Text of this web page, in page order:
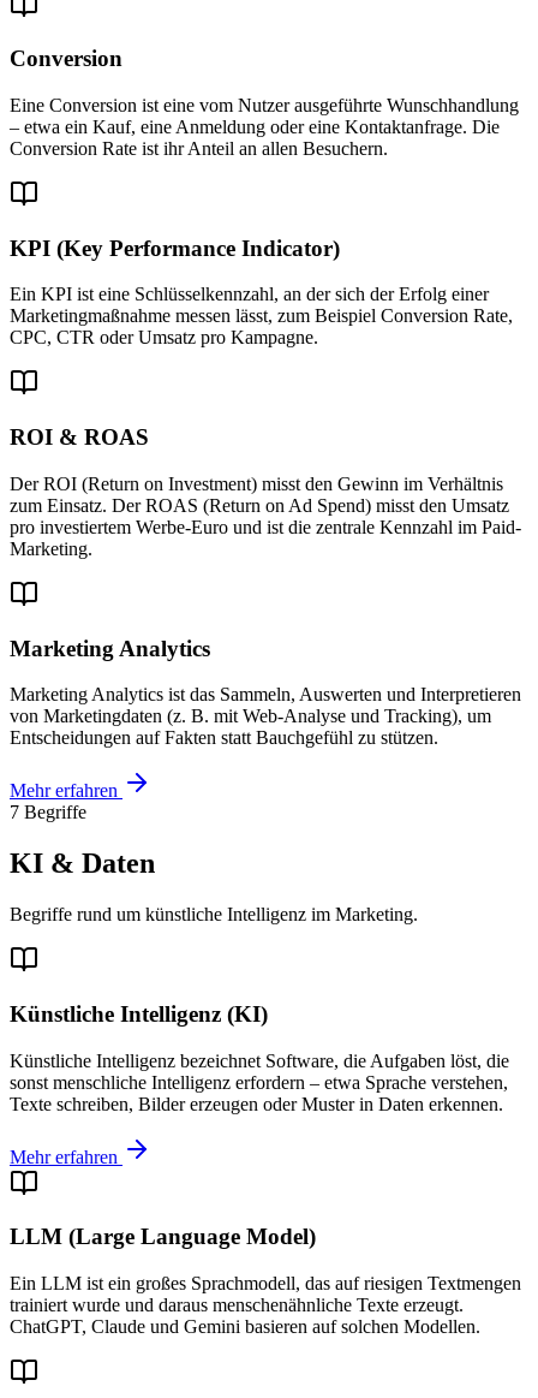
Conversion
Eine Conversion ist eine vom Nutzer ausgeführte Wunschhandlung
– etwa ein Kauf, eine Anmeldung oder eine Kontaktanfrage. Die
Conversion Rate ist ihr Anteil an allen Besuchern.
KPI (Key Performance Indicator)
Ein KPI ist eine Schlüsselkennzahl, an der sich der Erfolg einer
Marketingmaßnahme messen lässt, zum Beispiel Conversion Rate,
CPC, CTR oder Umsatz pro Kampagne.
ROI & ROAS
Der ROI (Return on Investment) misst den Gewinn im Verhältnis
zum Einsatz. Der ROAS (Return on Ad Spend) misst den Umsatz
pro investiertem Werbe-Euro und ist die zentrale Kennzahl im Paid-
Marketing.
Marketing Analytics
Marketing Analytics ist das Sammeln, Auswerten und Interpretieren
von Marketingdaten (z. B. mit Web-Analyse und Tracking), um
Entscheidungen auf Fakten statt Bauchgefühl zu stützen.
Mehr erfahren
7 Begriffe
KI & Daten
Begriffe rund um künstliche Intelligenz im Marketing.
Künstliche Intelligenz (KI)
Künstliche Intelligenz bezeichnet Software, die Aufgaben löst, die
sonst menschliche Intelligenz erfordern – etwa Sprache verstehen,
Texte schreiben, Bilder erzeugen oder Muster in Daten erkennen.
Mehr erfahren
LLM (Large Language Model)
Ein LLM ist ein großes Sprachmodell, das auf riesigen Textmengen
trainiert wurde und daraus menschenähnliche Texte erzeugt.
ChatGPT, Claude und Gemini basieren auf solchen Modellen.